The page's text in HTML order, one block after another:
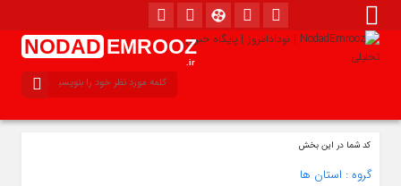
NODAD EMROOZ
.ir
کد شما در این بخش
گروه : استان ها